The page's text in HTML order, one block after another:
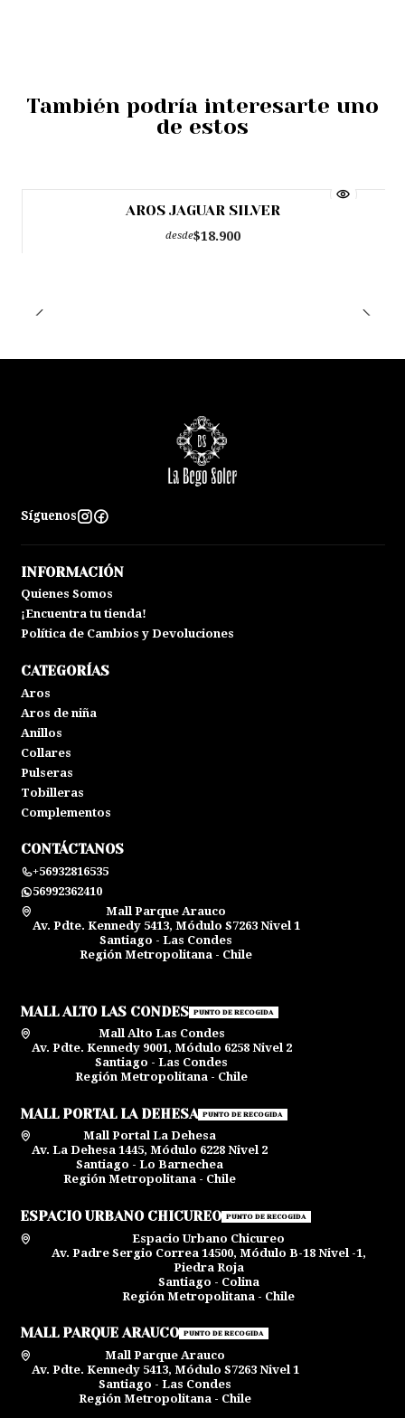
También podría interesarte uno
de estos
AROS JAGUAR SILVER
desde$18.900
Síguenos
INFORMACIÓN
Quienes Somos
¡Encuentra tu tienda!
Política de Cambios y Devoluciones
CATEGORÍAS
Aros
Aros de niña
Anillos
Collares
Pulseras
Tobilleras
Complementos
CONTÁCTANOS
+56932816535
56992362410
Mall Parque Arauco
Av. Pdte. Kennedy 5413, Módulo S7263 Nivel 1
Santiago - Las Condes
Región Metropolitana - Chile
MALL ALTO LAS CONDES PUNTO DE RECOGIDA
Mall Alto Las Condes
Av. Pdte. Kennedy 9001, Módulo 6258 Nivel 2
Santiago - Las Condes
Región Metropolitana - Chile
MALL PORTAL LA DEHESA PUNTO DE RECOGIDA
Mall Portal La Dehesa
Av. La Dehesa 1445, Módulo 6228 Nivel 2
Santiago - Lo Barnechea
Región Metropolitana - Chile
ESPACIO URBANO CHICUREO PUNTO DE RECOGIDA
Espacio Urbano Chicureo
Av. Padre Sergio Correa 14500, Módulo B-18 Nivel -1,
Piedra Roja
Santiago - Colina
Región Metropolitana - Chile
MALL PARQUE ARAUCO PUNTO DE RECOGIDA
Mall Parque Arauco
Av. Pdte. Kennedy 5413, Módulo S7263 Nivel 1
Santiago - Las Condes
Región Metropolitana - Chile